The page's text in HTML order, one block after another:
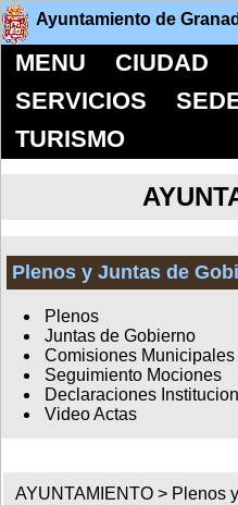
Ayuntamiento de
MENU CIUDAD
SERVICIOS
TURISMO
Plenos y Juntas de
Plenos
Juntas de Gobierno
Comisiones
Seguimiento Mociones
Declaraciones
Video Actas
AYUNTAMIENTO > Plenos